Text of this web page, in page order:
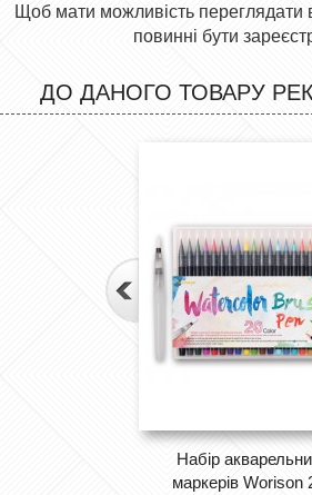
Щоб мати можливість переглядати
повинні бути
ДО ДАНОГО ТОВАРУ
Набір
маркерів Worison